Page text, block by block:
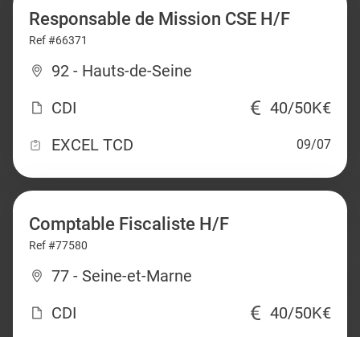
Responsable de Mission CSE H/F
Ref #66371
92 - Hauts-de-Seine
CDI
40/50K€
EXCEL TCD
09/07
Comptable Fiscaliste H/F
Ref #77580
77 - Seine-et-Marne
CDI
40/50K€